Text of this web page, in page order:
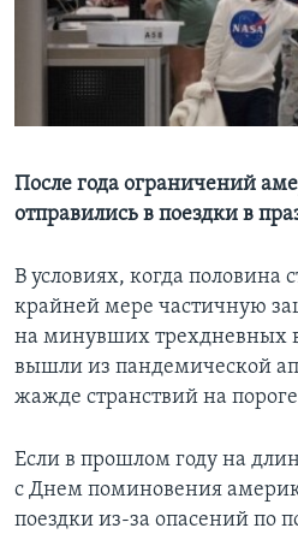
Learning English
Языки
После года ограничений
отправились в поездки в
В условиях, когда половина
крайней мере частичную
на минувших трехдневных
вышли из пандемической
жажде странствий на пороге
Если в прошлом году на
с Днем поминовения
поездки из-за опасений по